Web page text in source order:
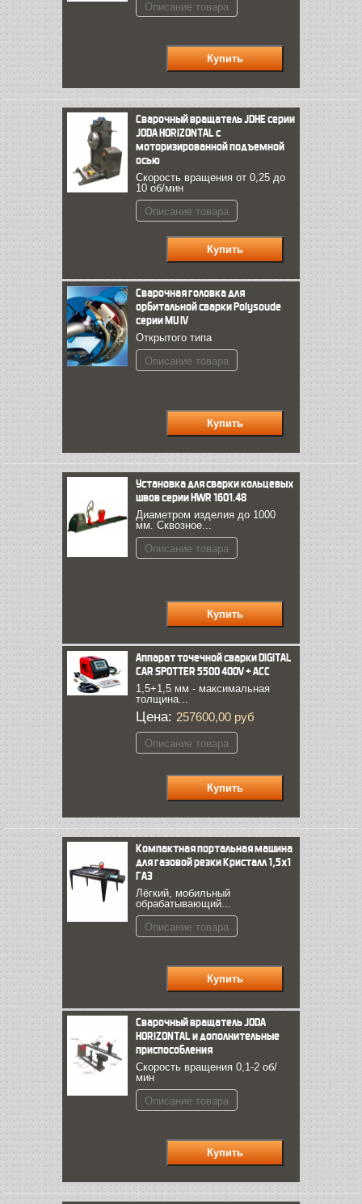
Описание товара
Сварочный вращатель JDHE серии
JODA HORIZONTAL с
моторизированной подъемной
осью
Скорость вращения от 0,25 до
10 об/мин
Описание товара
Сварочная головка для
орбитальной сварки Polysoude
серии MU IV
Открытого типа
Описание товара
Установка для сварки кольцевых
швов серии HWR 1601.48
Диаметром изделия до 1000
мм. Сквозное...
Описание товара
Аппарат точечной сварки DIGITAL
CAR SPOTTER 5500 400V + ACC
1,5+1,5 мм - максимальная
толщина...
Цена: 257600,00 руб
Описание товара
Компактная портальная машина
для газовой резки Кристалл 1,5х1
ГАЗ
Лёгкий, мобильный
обрабатывающий...
Описание товара
Сварочный вращатель JODA
HORIZONTAL и дополнительные
приспособления
Скорость вращения 0,1-2 об/
мин
Описание товара